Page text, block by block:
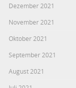
Dezember 2021
November 2021
Oktober 2021
September 2021
August 2021